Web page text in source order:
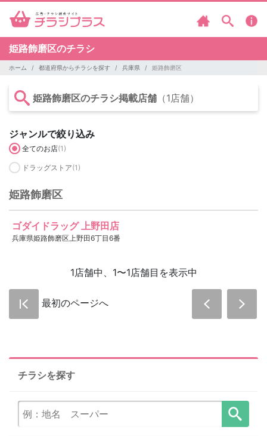
姫路飾磨区のチラシ
ホーム 都道府県からチラシを探す 兵庫県 姫路飾磨区
姫路飾磨区のチラシ掲載店舗 （1店舗）
ジャンルで絞り込み
全てのお店(1)
ドラッグストア(1)
姫路飾磨区
ゴダイドラッグ 上野田店
兵庫県姫路飾磨区上野田6丁目6番
1店舗中、1〜1店舗目を表示中
最初のページへ
チラシを探す